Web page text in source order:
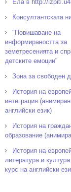
Ела в http://
Консултантската
"Повишаване на
информираността за
земетресенията и
детските емоции"
Зона за свободен
История на
интеграция
английски език)
История на
образование
История на
литература и
курс на английски